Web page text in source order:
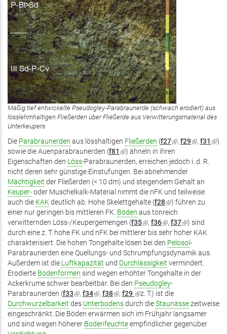
Mäßig tief entwickelte Pseudogley-Parabraunerde (schwach erodiert) aus
lösslehmhaltigen Fließerden über Fließerde aus Verwitterungsmaterial des
Unterkeupers
Die Parabraunerden aus lösshaltigen Fließerden (f27(Link
ist
extern)
, f29(Link
extern)
, f31 (Link
)
sowie die Auenparabraunerden (f81 (Link
ist
extern)
) ähneln in ihren
Eigenschaften den Löss-Parabraunerden, erreichen jedoch i. d. R.
nicht deren sehr günstige Einstufungen. Bei abnehmender
Mächtigkeit der Fließerden (< 10 dm) und steigendem Gehalt an
Keuper-oder Muschelkalk-Material nimmt die nFK und teilweise
auch die KAKdeutlich ab. Hohe Skelettgehalte (f28(Link
ist
extern)
) führen zu
einer nur geringen bis mittleren FK. Böden aus tonreich
verwitternden Löss-/Keupergemengen (f35(Link
ist
extern)
, f36(Link
ist
extern)
, f37(Link
ist
extern)
) sind
durch eine z. T. hohe FK und nFK bei mittlerer bis sehr hoher KAK
charakterisiert. Die hohen Tongehalte lösen bei den Pelosol-
Parabraunerden eine Quellungs- und Schrumpfungsdynamik aus.
Außerdem ist die Luftkapazität und Durchlässigkeit vermindert.
Erodierte Bodenformen sind wegen erhöhter Tongehalte in der
Ackerkrume schwer bearbeitbar. Bei den Pseudogley-
Parabraunerden (f33(Link
ist
extern)
, f34(Link
ist
extern)
, f38(Link
ist
extern)
, f29 (Link
ist
extern)
z. T.) ist die
Durchwurzelbarkeit des Unterbodensdurch dieStaunässezeitweise
eingeschränkt. Die Böden erwärmen sich im Frühjahr langsamer
und sind wegen höherer Bodenfeuchteempfindlicher gegenüber